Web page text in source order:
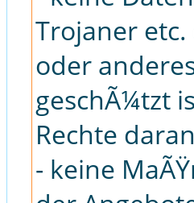
Trojaner
oder
geschÃ¼tzt
Rechte
- keine